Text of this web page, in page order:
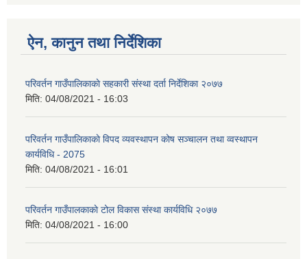
ऐन, कानुन तथा निर्देशिका
परिवर्तन गाउँपालिकाकाे सहकारी संस्था दर्ता निर्देशिका २०७७
मिति: 04/08/2021 - 16:03
परिवर्तन गाउँपालिकाकाे विपद व्यवस्थापन कोष सञ्चालन तथा व्वस्थापन
कार्यविधि - 2075
मिति: 04/08/2021 - 16:01
परिवर्तन गाउँपालकाकाे टोल विकास संस्था कार्यविधि २०७७
मिति: 04/08/2021 - 16:00